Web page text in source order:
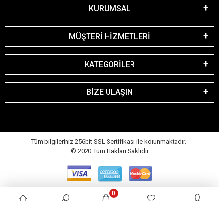
KURUMSAL
MÜŞTERİ HİZMETLERİ
KATEGORİLER
BİZE ULAŞIN
Tüm bilgileriniz 256bit SSL Sertifikası ile korunmaktadır.
© 2020 Tüm Hakları Saklıdır
0